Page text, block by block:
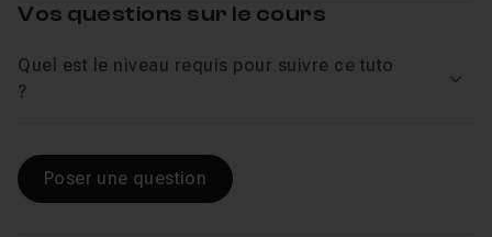
Vos questions sur le cours
Quel est le niveau requis pour suivre ce tuto
?
Poser une question